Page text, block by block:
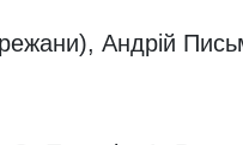
Андрій